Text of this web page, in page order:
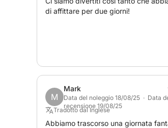
Ti aspettiamo! :)
di affittare per due giorni!
M
Mark
Data del noleggio 18/08/25 · Data
recensione 19/08/25
Tradotto dal Inglese
Abbiamo trascorso una giornata